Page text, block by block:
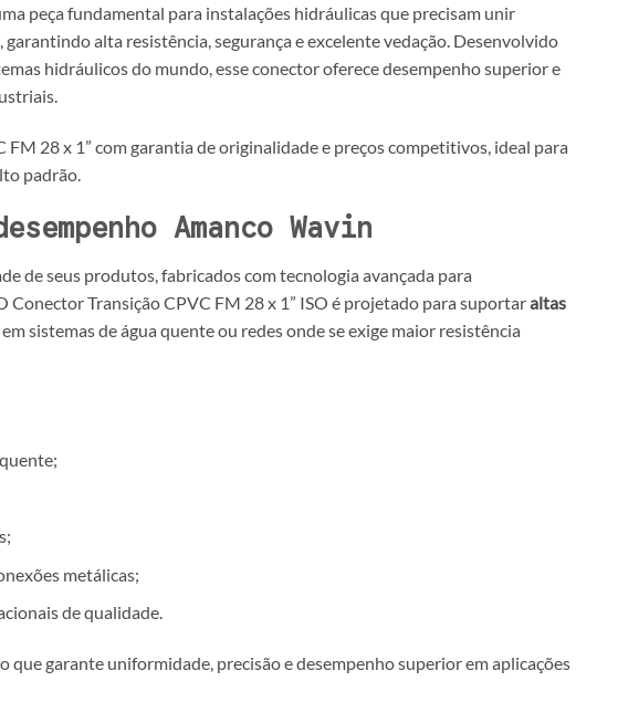
peça fundamental para instalações hidráulicas que precisam unir
, garantindo alta resistência, segurança e excelente vedação. Desenvolvido
hidráulicos do mundo, esse conector oferece desempenho superior e
FM 28 x 1” com garantia de originalidade e preços competitivos, ideal para
padrão.
Amanco Wavin
de seus produtos, fabricados com tecnologia avançada para
Transição CPVC FM 28 x 1” ISO é projetado para suportaraltas
sistemas de água quente ou redes onde se exige maior resistência
metálicas;
de qualidade.
o que garante uniformidade, precisão e desempenho superior em aplicações